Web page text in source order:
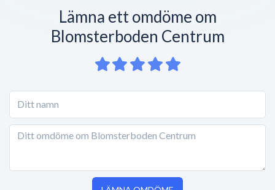
Lämna ett omdöme om
Blomsterboden Centrum